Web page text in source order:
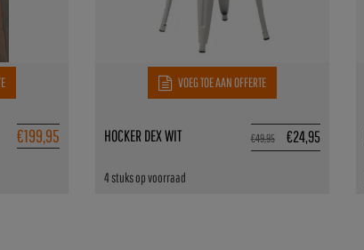
€199,95
VOEG TOE AAN OFFERTE
€49,95 €24,95
4 stuks op voorraad
HOCKER DEX WIT